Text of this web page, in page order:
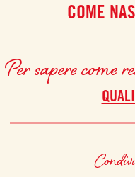
COME
Per sapere come